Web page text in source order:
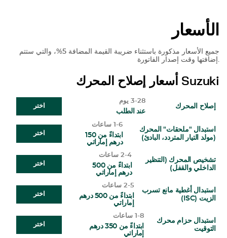
الأسعار
جميع الأسعار مذكورة باستثناء ضريبة القيمة المضافة 5%، والتي ستتم
إضافتها وقت إصدار الفاتورة.
Suzuki أسعار إصلاح المحرك
إصلاح المحرك
3-28 يوم
عند الطلب
اختر
استبدال "ملحقات" المحرك
(مولد التيار المتردد، البادئ)
1-6 ساعات
ابتداءً من 150
درهم إماراتي
اختر
تشخيص المحرك (التنظير
الداخلي والقفل)
2-4 ساعات
ابتداءً من 500
درهم إماراتي
اختر
استبدال أغطية مانع تسرب
الزيت (ISC)
2-5 ساعات
ابتداءً من 500 درهم
إماراتي
اختر
استبدال حزام محرك
التوقيت
1-8 ساعات
ابتداءً من 350 درهم
إماراتي
اختر